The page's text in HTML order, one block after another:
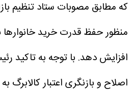
که مطابق مصوبات ستاد تنظیم
منظور حفظ قدرت خرید خانوار‌ها
افزایش دهد. با توجه به تاکید
اصلاح و بازنگری اعتبار